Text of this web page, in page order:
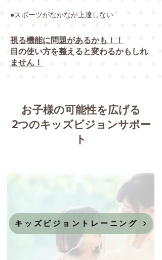
​●スポーツがなかなか上達しない
視る機能に問題があるかも！！
​目の使い方を整えると変わるかもしれ
ません！
お子様の可能性を広げる
2つのキッズビジョンサポー
ト
キッズビジョントレーニング